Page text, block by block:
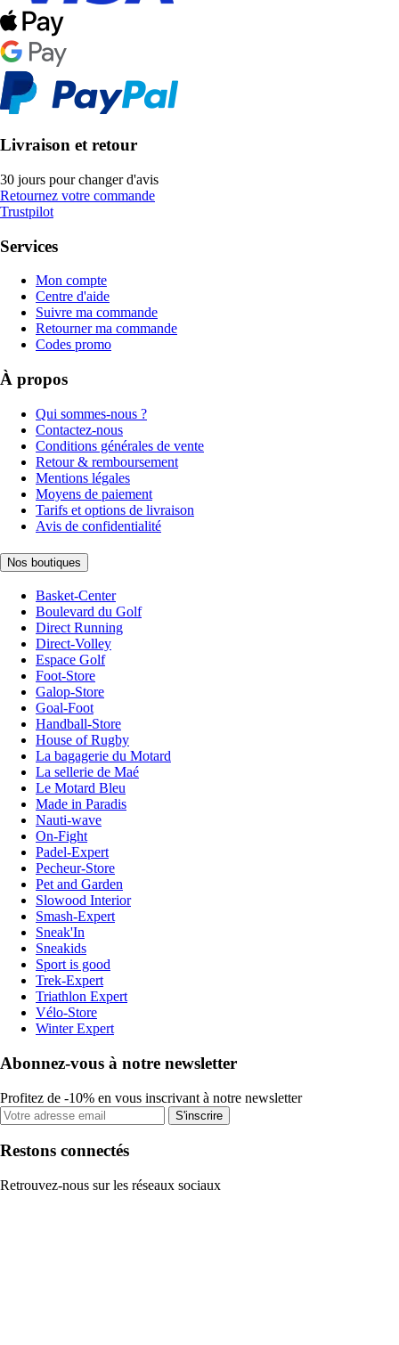
Livraison et retour
30 jours pour changer d'avis
Retournez votre commande
Trustpilot
Services
Mon compte
Centre d'aide
Suivre ma commande
Retourner ma commande
Codes promo
À propos
Qui sommes-nous ?
Contactez-nous
Conditions générales de vente
Retour & remboursement
Mentions légales
Moyens de paiement
Tarifs et options de livraison
Avis de confidentialité
Nos boutiques
Basket-Center
Boulevard du Golf
Direct Running
Direct-Volley
Espace Golf
Foot-Store
Galop-Store
Goal-Foot
Handball-Store
House of Rugby
La bagagerie du Motard
La sellerie de Maé
Le Motard Bleu
Made in Paradis
Nauti-wave
On-Fight
Padel-Expert
Pecheur-Store
Pet and Garden
Slowood Interior
Smash-Expert
Sneak'In
Sneakids
Sport is good
Trek-Expert
Triathlon Expert
Vélo-Store
Winter Expert
Abonnez-vous à notre newsletter
Profitez de -10% en vous inscrivant à notre newsletter
S'inscrire
Restons connectés
Retrouvez-nous sur les réseaux sociaux